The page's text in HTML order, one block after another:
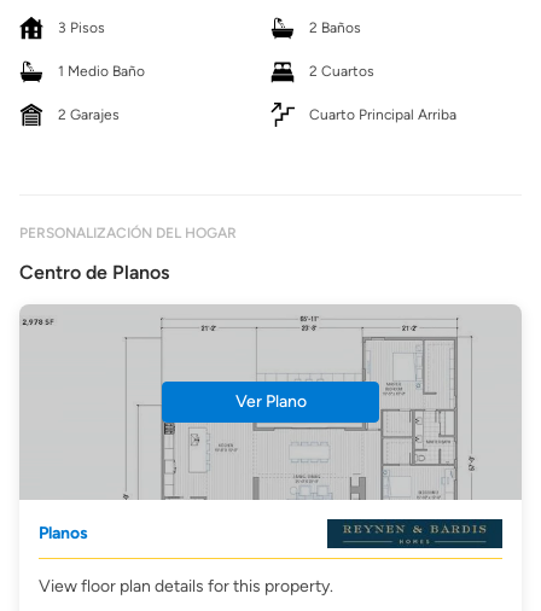
3 Pisos 2 Baños
1 Medio Baño 2 Cuartos
2 Garajes Cuarto Principal Arriba
PERSONALIZACIÓN DEL HOGAR
Centro de Planos
Ver Plano
Planos
View floor plan details for this property.